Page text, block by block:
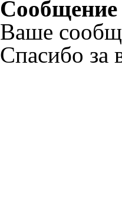
Сообщение
Ваше
Спасибо за